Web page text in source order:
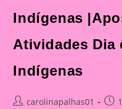
Indígenas
Atividades Dia
Indígenas
Postcarolinapalhas01
Post